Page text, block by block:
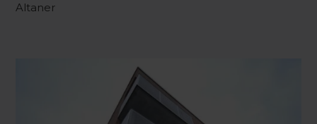
Altaner